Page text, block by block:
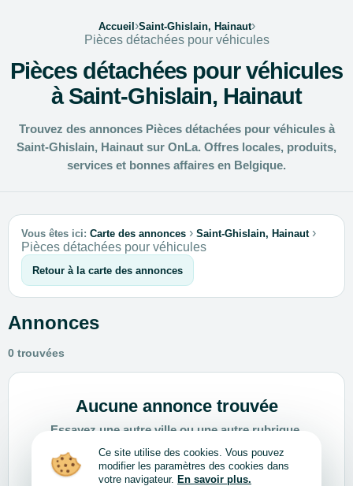
Accueil›Saint-Ghislain, Hainaut›
Pièces détachées pour véhicules
Pièces détachées pour véhicules
à Saint-Ghislain, Hainaut
Trouvez des annonces Pièces détachées pour véhicules à
Saint-Ghislain, Hainaut sur OnLa. Offres locales, produits,
services et bonnes affaires en Belgique.
Vous êtes ici: Carte des annonces › Saint-Ghislain, Hainaut ›
Pièces détachées pour véhicules
Retour à la carte des annonces
Annonces
0 trouvées
Aucune annonce trouvée
Essayez une autre ville ou une autre rubrique.
Choisir une autre ville ou rubrique
Ce site utilise des cookies. Vous pouvez
modifier les paramètres des cookies dans
votre navigateur. En savoir plus.